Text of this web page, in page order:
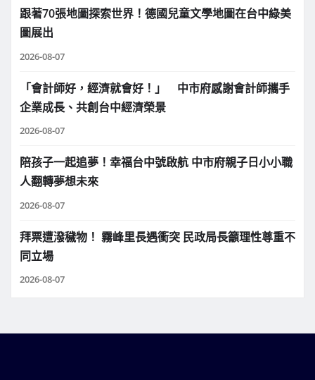
跟著70張地圖探索世界！德國兒童文學地圖在台中綠美
圖展出
2026-08-07
「會計師好，經濟就會好！」 中市府感謝會計師攜手
企業成長、共創台中經濟榮景
2026-08-07
陪孩子一起追夢！幸福台中號啟航 中市府親子日小小職
人翻轉夢想未來
2026-08-07
拜票遭潑穢物！ 霧峰里長遇衝突 民政局長籲理性尊重不
同立場
2026-08-07